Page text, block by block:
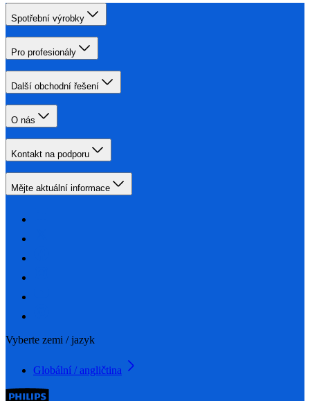
Spotřební výrobky
Pro profesionály
Další obchodní řešení
O nás
Kontakt na podporu
Mějte aktuální informace
Vyberte zemi / jazyk
Globální / angličtina